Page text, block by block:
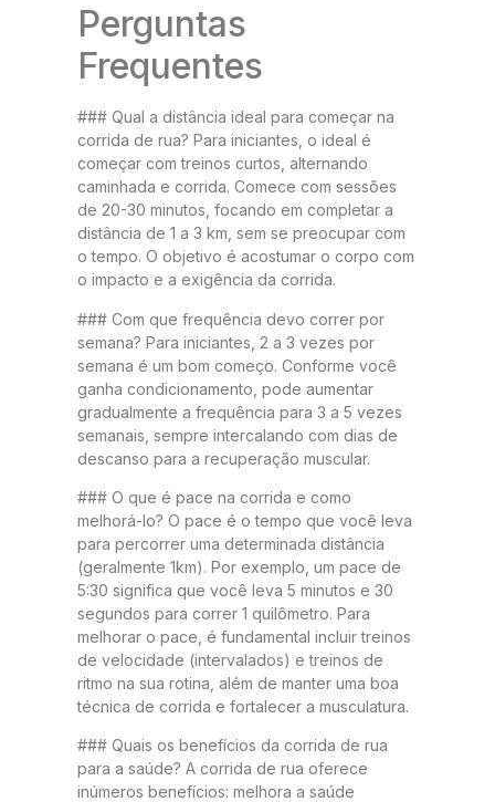
Perguntas
Frequentes
### Qual a distância ideal para começar na
corrida de rua? Para iniciantes, o ideal é
começar com treinos curtos, alternando
caminhada e corrida. Comece com sessões
de 20-30 minutos, focando em completar a
distância de 1 a 3 km, sem se preocupar com
o tempo. O objetivo é acostumar o corpo com
o impacto e a exigência da corrida.
### Com que frequência devo correr por
semana? Para iniciantes, 2 a 3 vezes por
semana é um bom começo. Conforme você
ganha condicionamento, pode aumentar
gradualmente a frequência para 3 a 5 vezes
semanais, sempre intercalando com dias de
descanso para a recuperação muscular.
### O que é pace na corrida e como
melhorá-lo? O pace é o tempo que você leva
para percorrer uma determinada distância
(geralmente 1km). Por exemplo, um pace de
5:30 significa que você leva 5 minutos e 30
segundos para correr 1 quilômetro. Para
melhorar o pace, é fundamental incluir treinos
de velocidade (intervalados) e treinos de
ritmo na sua rotina, além de manter uma boa
técnica de corrida e fortalecer a musculatura.
### Quais os benefícios da corrida de rua
para a saúde? A corrida de rua oferece
inúmeros benefícios: melhora a saúde